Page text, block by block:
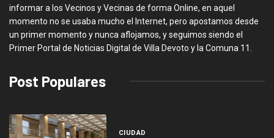
informar a los Vecinos y Vecinas de forma Online, en aquel
momento no se usaba mucho el Internet, pero apostamos desde
un primer momento y nunca aflojamos, y seguimos siendo el
Primer Portal de Noticias Digital de Villa Devoto y la Comuna 11.
Post Populares
CIUDAD